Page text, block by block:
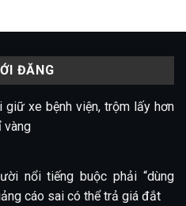
ĐĂNG
xe bệnh viện, trộm lấy hơn
vàng
nổi tiếng buộc phải “dùng
cáo sai có thể trả giá đắt